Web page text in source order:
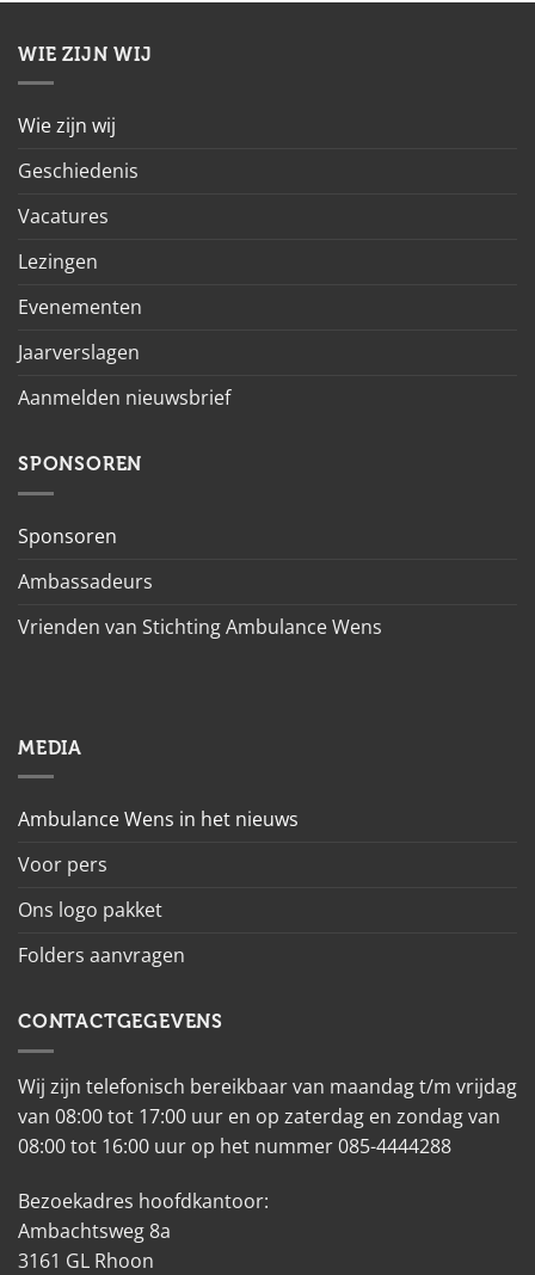
WIE ZIJN WIJ
Wie zijn wij
Geschiedenis
Vacatures
Lezingen
Evenementen
Jaarverslagen
Aanmelden nieuwsbrief
SPONSOREN
Sponsoren
Ambassadeurs
Vrienden van Stichting Ambulance Wens
MEDIA
Ambulance Wens in het nieuws
Voor pers
Ons logo pakket
Folders aanvragen
CONTACTGEGEVENS
Wij zijn telefonisch bereikbaar van maandag t/m vrijdag
van 08:00 tot 17:00 uur en op zaterdag en zondag van
08:00 tot 16:00 uur op het nummer 085-4444288
Bezoekadres hoofdkantoor:
Ambachtsweg 8a
3161 GL Rhoon